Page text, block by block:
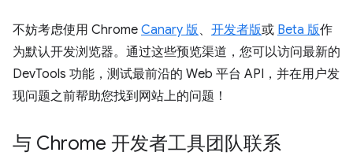
不妨考虑使用 Chrome Canary 版 、 开发者版或 Beta 版作
为默认开发浏览器。通过这些预览渠道，您可以访问最新的
DevTools 功能，测试最前沿的 Web 平台 API，并在用户发
现问题之前帮助您找到网站上的问题！
与 Chrome 开发者工具团队联系